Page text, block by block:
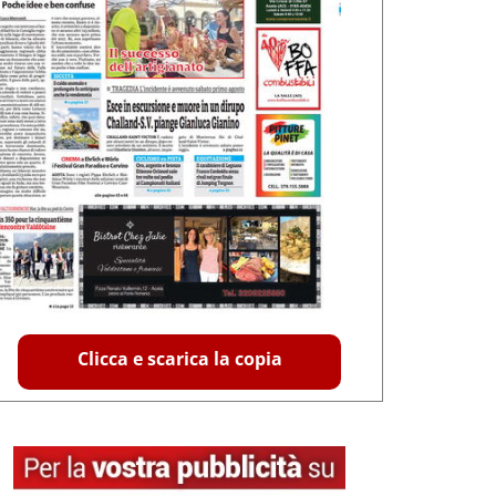
Clicca e scarica la copia